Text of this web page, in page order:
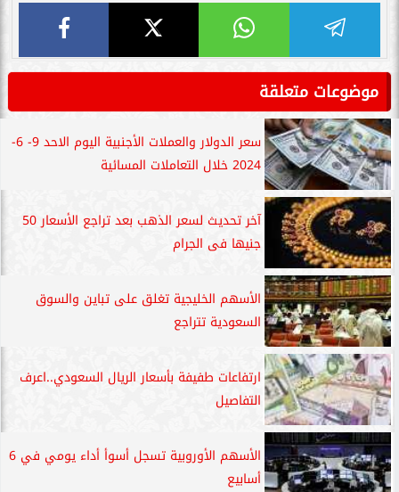
موضوعات متعلقة
سعر الدولار والعملات الأجنبية اليوم الاحد 9- 6-
2024 خلال التعاملات المسائية
آخر تحديث لسعر الذهب بعد تراجع الأسعار 50
جنيها فى الجرام
الأسهم الخليجية تغلق على تباين والسوق
السعودية تتراجع
ارتفاعات طفيفة بأسعار الريال السعودي..اعرف
التفاصيل
الأسهم الأوروبية تسجل أسوأ أداء يومي في 6
أسابيع